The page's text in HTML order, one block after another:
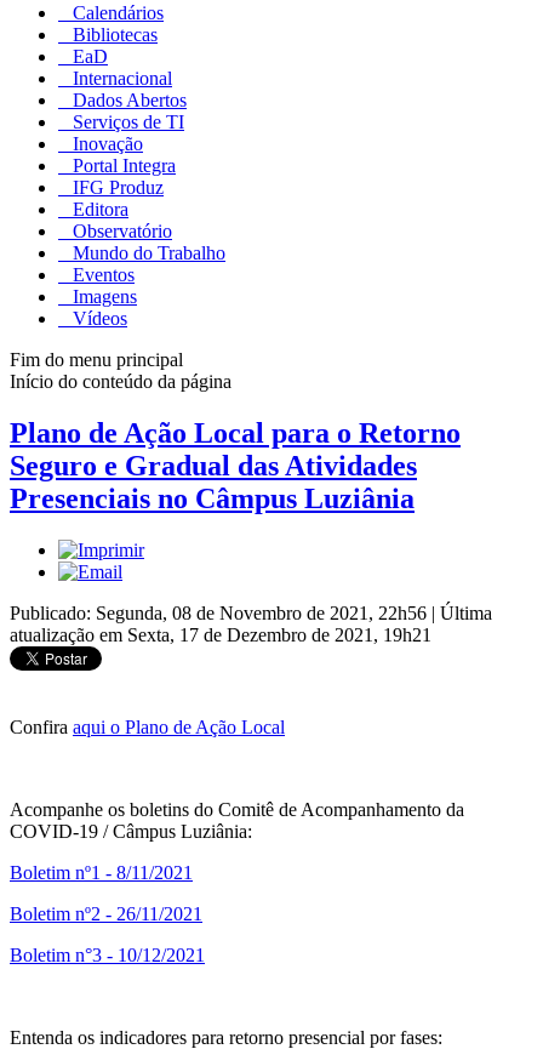
Calendários
Bibliotecas
EaD
Internacional
Dados Abertos
Serviços de TI
Inovação
Portal Integra
IFG Produz
Editora
Observatório
Mundo do Trabalho
Eventos
Imagens
Vídeos
Fim do menu principal
Início do conteúdo da página
Plano de Ação Local para o Retorno
Seguro e Gradual das Atividades
Presenciais no Câmpus Luziânia
Publicado: Segunda, 08 de Novembro de 2021, 22h56 | Última
atualização em Sexta, 17 de Dezembro de 2021, 19h21
Confira aqui o Plano de Ação Local
Acompanhe os boletins do Comitê de Acompanhamento da
COVID-19 / Câmpus Luziânia:
Boletim nº1 - 8/11/2021
Boletim nº2 - 26/11/2021
Boletim n°3 - 10/12/2021
Entenda os indicadores para retorno presencial por fases: